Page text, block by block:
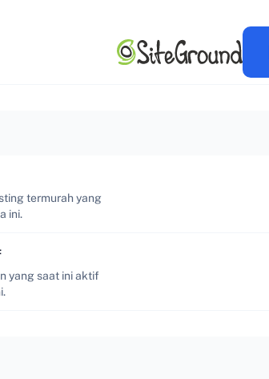
termurah yang
ini.
yang saat ini aktif